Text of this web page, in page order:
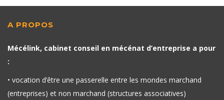
A PROPOS
Mécélink, cabinet conseil en mécénat d’entreprise a pour
:
• vocation d’être une passerelle entre les mondes marchand
(entreprises) et non marchand (structures associatives)